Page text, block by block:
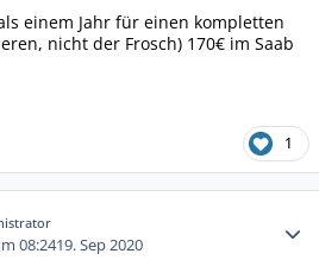
einem Jahr für einen kompletten
nicht der Frosch) 170€ im Saab
1
08:2419. Sep 2020